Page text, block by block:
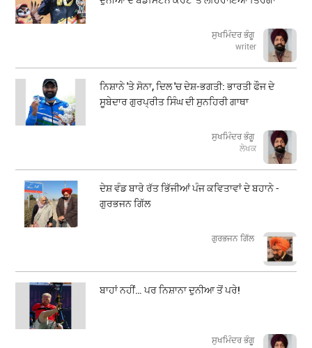
ਸੁਖਮਿੰਦਰ ਭੰਗੂ
writer
ਨਿਸ਼ਾਨੇ 'ਤੇ ਸੋਨਾ, ਦਿਲ 'ਚ ਦੇਸ਼-ਭਗਤੀ: ਭਾਰਤੀ ਫੌਜ ਦੇ
ਸੂਬੇਦਾਰ ਗੁਰਪ੍ਰੀਤ ਸਿੰਘ ਦੀ ਸੁਨਹਿਰੀ ਗਾਥਾ
ਸੁਖਮਿੰਦਰ ਭੰਗੂ
ਲੇਖਕ
ਦੇਸ਼ ਵੰਡ ਬਾਰੇ ਰੱਤ ਭਿੱਜੀਆਂ ਪੰਜ ਕਵਿਤਾਵਾਂ ਦੇ ਬਹਾਨੇ -
ਗੁਰਭਜਨ ਗਿੱਲ
​​​​​​​ਗੁਰਭਜਨ ਗਿੱਲ
ਬਾਹਾਂ ਨਹੀਂ… ਪਰ ਨਿਸ਼ਾਨਾ ਦੁਨੀਆ ਤੋਂ ਪਰੇ!
ਸੁਖਮਿੰਦਰ ਭੰਗੂ